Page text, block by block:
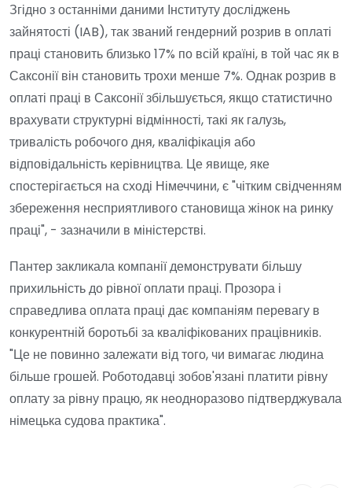
Згідно з останніми даними Інституту досліджень
зайнятості (IAB), так званий гендерний розрив в оплаті
праці становить близько 17% по всій країні, в той час як в
Саксонії він становить трохи менше 7%. Однак розрив в
оплаті праці в Саксонії збільшується, якщо статистично
врахувати структурні відмінності, такі як галузь,
тривалість робочого дня, кваліфікація або
відповідальність керівництва. Це явище, яке
спостерігається на сході Німеччини, є "чітким свідченням
збереження несприятливого становища жінок на ринку
праці", - зазначили в міністерстві.
Пантер закликала компанії демонструвати більшу
прихильність до рівної оплати праці. Прозора і
справедлива оплата праці дає компаніям перевагу в
конкурентній боротьбі за кваліфікованих працівників.
"Це не повинно залежати від того, чи вимагає людина
більше грошей. Роботодавці зобов'язані платити рівну
оплату за рівну працю, як неодноразово підтверджувала
німецька судова практика".